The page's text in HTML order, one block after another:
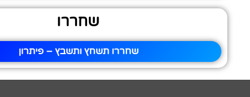
שחררו
שחררו תשחץ ותשבץ – פיתרון